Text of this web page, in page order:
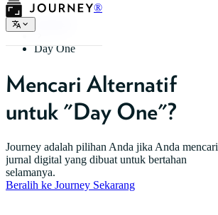
®
Beranda
Day One
Mencari Alternatif
untuk "Day One"?
Journey adalah pilihan Anda jika Anda mencari
jurnal digital yang dibuat untuk bertahan
selamanya.
Beralih ke Journey Sekarang